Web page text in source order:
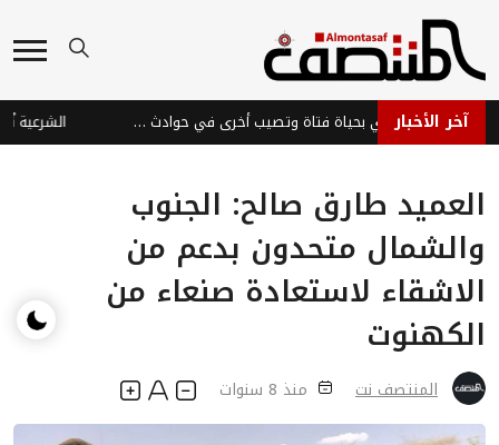
آخر الأخبار صواعق تعز تودي بحياة فتاة وتصيب أخرى في حوادث مأساوية الشرعية
العميد طارق صالح: الجنوب
والشمال متحدون بدعم من
الاشقاء لاستعادة صنعاء من
الكهنوت
المنتصف نت منذ 8 سنوات